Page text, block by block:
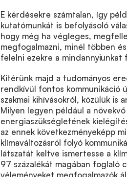
E kérdésekre számtalan, így
kutatómunkát is befolyásoló
hogy még ha végleges,
megfogalmazni, minél többen
felelni ezekre a
Kitérünk majd a tudományos
rendkívül fontos kommunikáció
szakmai kihívásokról, közülük is
Milyen legyen például a
energiaszükségletének
az ennek következményeképp
klímaváltozásról folyó
látszatát keltve ismertesse a
97 százalékát magában foglaló
véleményeket megfogalmazók